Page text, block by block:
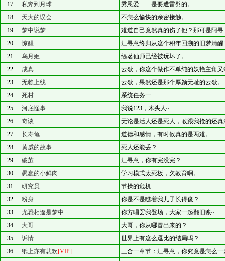
17
私奔到月球
秀恩爱……是要遭雷劈的。
18
天大的误会
不怎么愉快的亲密接触。
19
梦中说梦
难道自己竟然真的伤了他？那可是阿寻
20
惊醒
江寻意终归从这个积年回溯的旧梦清醒
21
乌月姬
缇茗仙师已经被玩坏了。
22
成真
云歇，你这个做作不单纯的妖艳主角又
23
无赖上线
云歇，果然还是那个厚颜无耻的云歇。
24
死村
系统任务一
25
河底怪事
我说123，木头人~
26
奇谈
无论是活人还是死人，敢跟我抢的还真
27
长寿龟
道德和感情，有时候真的是两难。
28
黄威的故事
死人还能丢？
29
破茧
江寻意，你有完没完？
30
愚蠢的小鲜肉
学习模式太死板，欠教育啊。
31
研究员
节操的危机
32
粉身
你是不是瞧着我儿子长得俊？
33
尤恐相逢是梦中
你方唱罢我登场，大家一起翻旧账~
34
大哥
大哥，你从哪冒出来的？
35
诉情
世界上有这么逗比的结局吗？
36
纸上亦有悲欢[VIP]
三合一章节：江寻意，你究竟是怎么